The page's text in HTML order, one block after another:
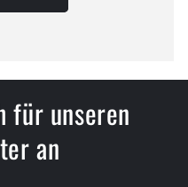
für unseren
an